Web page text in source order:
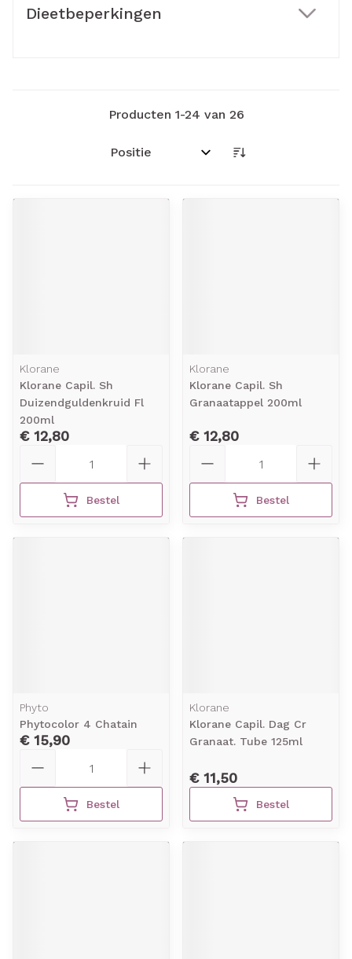
Dieetbeperkingen
Producten 1-24 van 26
Sorteer op:
Klorane
Klorane Capil. Sh
Duizendguldenkruid Fl
200ml
€ 12,80
Bestel
Klorane
Klorane Capil. Sh
Granaatappel 200ml
€ 12,80
Bestel
Phyto
Phytocolor 4 Chatain
€ 15,90
Bestel
Klorane
Klorane Capil. Dag Cr
Granaat. Tube 125ml
€ 11,50
Bestel